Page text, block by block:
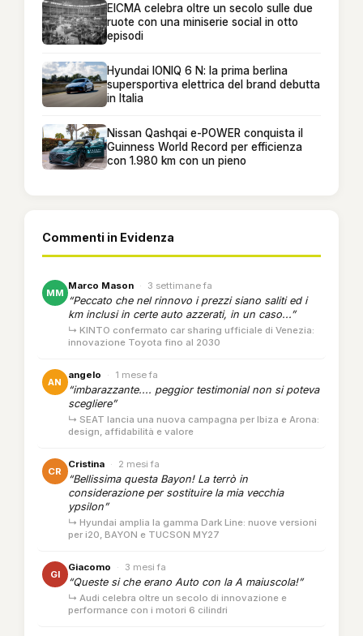
EICMA celebra oltre un secolo sulle due
ruote con una miniserie social in otto
episodi
Hyundai IONIQ 6 N: la prima berlina
supersportiva elettrica del brand debutta
in Italia
Nissan Qashqai e-POWER conquista il
Guinness World Record per efficienza
con 1.980 km con un pieno
Commenti in Evidenza
MM
Marco Mason · 3 settimane fa
“Peccato che nel rinnovo i prezzi siano saliti ed i
km inclusi in certe auto azzerati, in un caso...”
↳ KINTO confermato car sharing ufficiale di Venezia:
innovazione Toyota fino al 2030
AN
angelo · 1 mese fa
“imbarazzante.... peggior testimonial non si poteva
scegliere”
↳ SEAT lancia una nuova campagna per Ibiza e Arona:
design, affidabilità e valore
CR
Cristina · 2 mesi fa
“Bellissima questa Bayon! La terrò in
considerazione per sostituire la mia vecchia
ypsilon”
↳ Hyundai amplia la gamma Dark Line: nuove versioni
per i20, BAYON e TUCSON MY27
GI
Giacomo · 3 mesi fa
“Queste si che erano Auto con la A maiuscola!”
↳ Audi celebra oltre un secolo di innovazione e
performance con i motori 6 cilindri